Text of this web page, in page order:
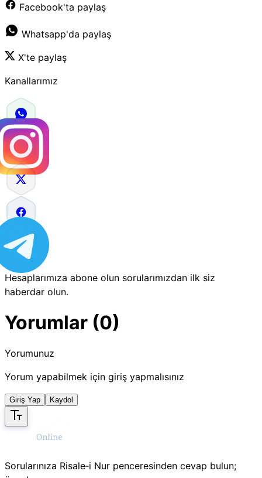
Facebook'ta paylaş
Whatsapp'da paylaş
X'te paylaş
Kanallarımız
Hesaplarımıza abone olun sorularımızdan ilk siz
haberdar olun.
Yorumlar (0)
Yorumunuz
Yorum yapabilmek için giriş yapmalısınız
Giriş Yap Kaydol
Sorularınıza Risale‑i Nur penceresinden cevap bulun;